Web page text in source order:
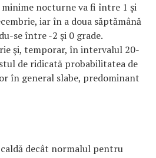
nocturne va fi între 1 şi
iar în a doua săptămână
se între -2 şi 0 grade.
şi, temporar, în intervalul 20-
de ridicată probabilitatea de
în general slabe, predominant
decât normalul pentru